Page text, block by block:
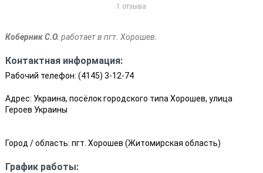
1 отзыва
Коберник С.О. работает в пгт. Хорошев.
Контактная информация:
Рабочий телефон: (4145) 3-12-74
Адрес: Украина, посёлок городского типа Хорошев, улица
Героев Украины
Город / область: пгт. Хорошев (Житомирская область)
График работы: